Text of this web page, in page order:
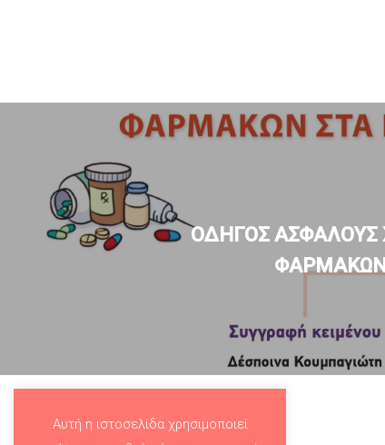
ΟΔΗΓΟΣ ΑΣΦΑΛΟΥΣ
ΦΑΡΜΑΚΩΝ
Αυτή η ιστοσελίδα χρησιμοποιεί